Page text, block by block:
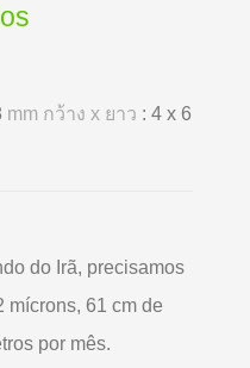
mm กว้าง x ยาว : 4 x 6
do Irã, precisamos
mícrons, 61 cm de
por mês.